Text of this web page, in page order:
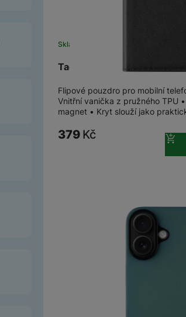
Péče o zdraví
Tactical Field Notes Apple
Skladem
Flipové pouzdro pro mobilní
Vnitřní vanička z pružného TPU
magnet • Kryt slouží jako
379 Kč